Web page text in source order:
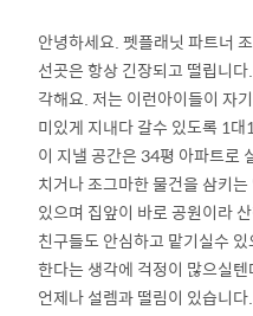
안녕하세요. 펫플래닛 파트너 조*희 입니다. 사람도 그러하듯이 낯
선곳은 항상 긴장되고 떨립니
각해요. 저는 이런아이들이 자기집인것 마냥 안전하고 편안하고 재
미있게 지내다 갈수 있도록 1대1
이 지낼 공간은 34평 아파트로
치거나 조그마한 물건을 삼키
있으며 집앞이 바로 공원이라
친구들도 안심하고 맡기실수 있으세요. 보호자님은
한다는 생각에 걱정이 많으실
언제나 설렘과 떨림이 있습니